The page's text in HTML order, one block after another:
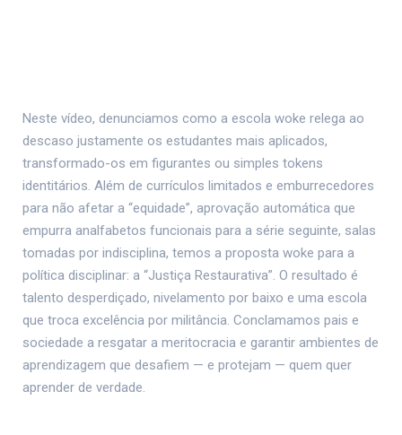
Neste vídeo, denunciamos como a escola woke relega ao
descaso justamente os estudantes mais aplicados,
transformado-os em figurantes ou simples tokens
identitários. Além de currículos limitados e emburrecedores
para não afetar a “equidade”, aprovação automática que
empurra analfabetos funcionais para a série seguinte, salas
tomadas por indisciplina, temos a proposta woke para a
política disciplinar: a “Justiça Restaurativa”. O resultado é
talento desperdiçado, nivelamento por baixo e uma escola
que troca excelência por militância. Conclamamos pais e
sociedade a resgatar a meritocracia e garantir ambientes de
aprendizagem que desafiem — e protejam — quem quer
aprender de verdade.